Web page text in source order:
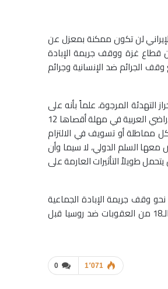
لن تكون ممكنة بمعزل عن
قطاع غزة ووقف جريمة الإبادة
الجرائم ضد الإنسانية وجرائم
التهدئة المرجوة، علماً بأنه على
مجلس الأمن أن يضمن تفعيل قرارات الجمعية العامة الصادرة في سبتمبر/أيلول 2024 بإنهاء الاحتلال الإسرائيلي للأراضي العربية في مهلة أقصاها 12
رسختها فتوى محكمة العدل الدولية في يوليو/تموز 2024، موضحاً أن كل مماطلة أو تسويف في الالتزام
السلم الدولي، لا سيما وأن
طويلاً التأثيرات العارمة على
نحو وقف جريمة الإبادة الجماعية
الجارية في قطاع غزة، أُسوة بالموقف الأوروبي تجاه الحرب الجارية في أوكرانيا والتي تبنتى فيها الاتحاد الحزمة الـ18 من العقوبات ضد روسيا قبل
0 1٬071